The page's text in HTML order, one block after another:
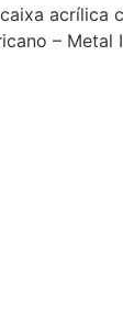
acrílica
– Metal